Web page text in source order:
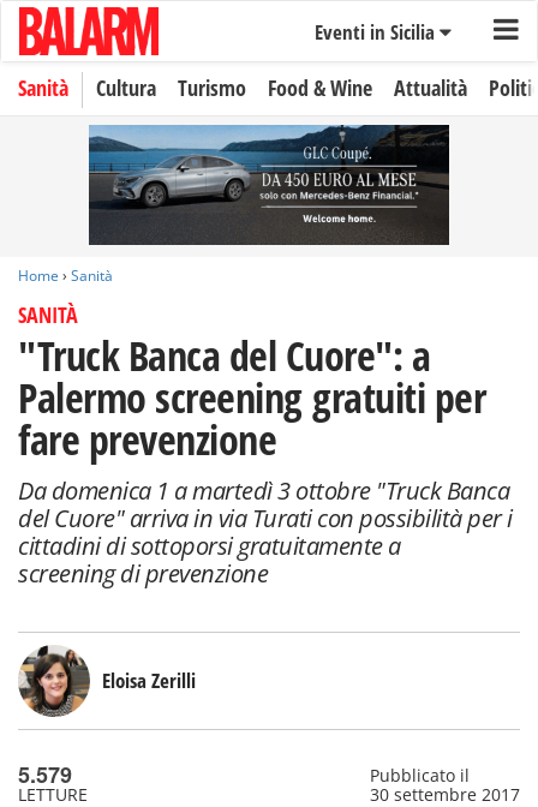
Eventi in Sicilia
Sanità Cultura Turismo Food & Wine Attualità
Home › Sanità
SANITÀ
"Truck Banca del Cuore": a
Palermo screening gratuiti per
fare prevenzione
Da domenica 1 a martedì 3 ottobre "Truck Banca
del Cuore" arriva in via Turati con possibilità per i
cittadini di sottoporsi gratuitamente a
screening di prevenzione
Eloisa Zerilli
5.579
LETTURE
Pubblicato il
30 settembre 2017